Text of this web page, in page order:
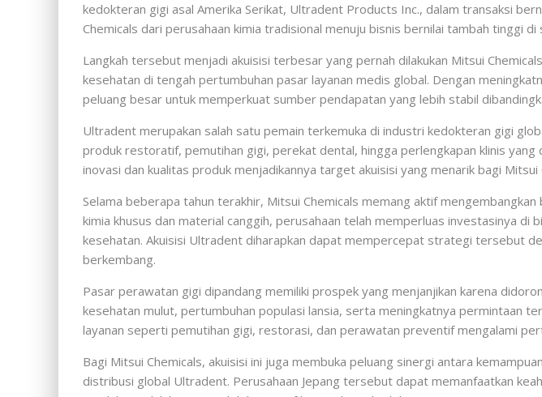
kedokteran gigi asal Amerika Serikat, Ultradent Products Inc., dalam transaksi
Chemicals dari perusahaan kimia tradisional menuju bisnis bernilai tambah tinggi
Langkah tersebut menjadi akuisisi terbesar yang pernah dilakukan Mitsui
kesehatan di tengah pertumbuhan pasar layanan medis global. Dengan
peluang besar untuk memperkuat sumber pendapatan yang lebih stabil
Ultradent merupakan salah satu pemain terkemuka di industri kedokteran gigi
produk restoratif, pemutihan gigi, perekat dental, hingga perlengkapan klinis
inovasi dan kualitas produk menjadikannya target akuisisi yang menarik bagi Mitsui
Selama beberapa tahun terakhir, Mitsui Chemicals memang aktif
kimia khusus dan material canggih, perusahaan telah memperluas investasinya
kesehatan. Akuisisi Ultradent diharapkan dapat mempercepat strategi tersebut
berkembang.
Pasar perawatan gigi dipandang memiliki prospek yang menjanjikan karena
kesehatan mulut, pertumbuhan populasi lansia, serta meningkatnya permintaan
layanan seperti pemutihan gigi, restorasi, dan perawatan preventif mengalami
Bagi Mitsui Chemicals, akuisisi ini juga membuka peluang sinergi antara
distribusi global Ultradent. Perusahaan Jepang tersebut dapat memanfaatkan